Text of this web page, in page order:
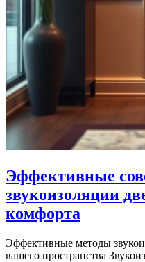
Эффективные
звукоизоляции
комфорта
Эффективные методы
вашего пространства